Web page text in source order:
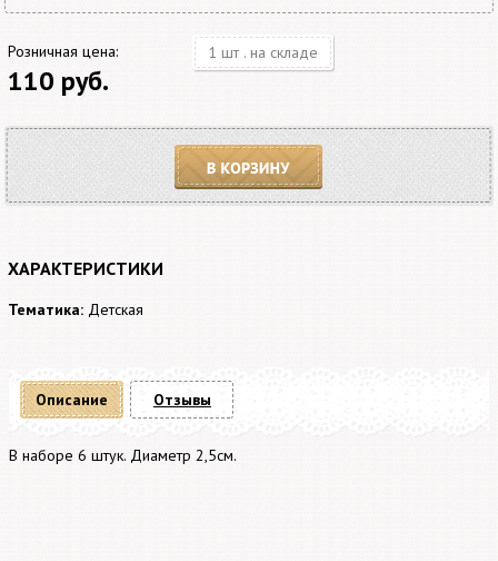
Розничная цена:
110 руб.
1 шт . на складе
В корзину
ХАРАКТЕРИСТИКИ
Тематика: Детская
Описание
В наборе 6 штук. Диаметр 2,5см.
Отзывы